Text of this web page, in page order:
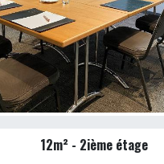
12m² - 2ième étage